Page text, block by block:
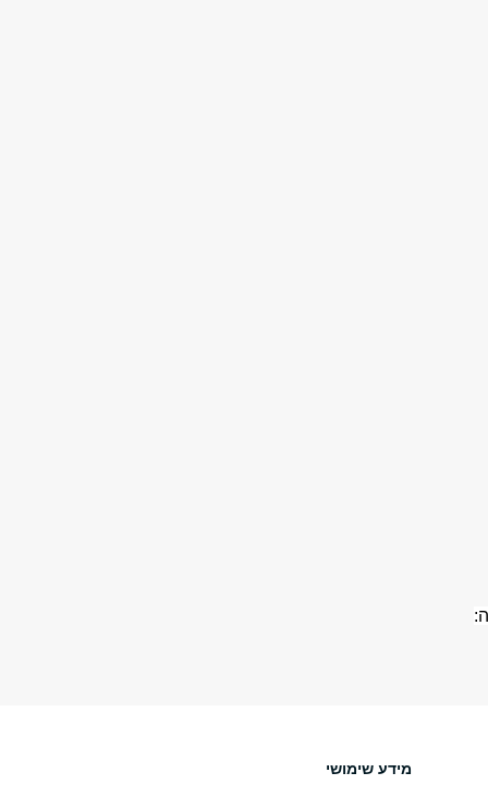
מידע שימושי